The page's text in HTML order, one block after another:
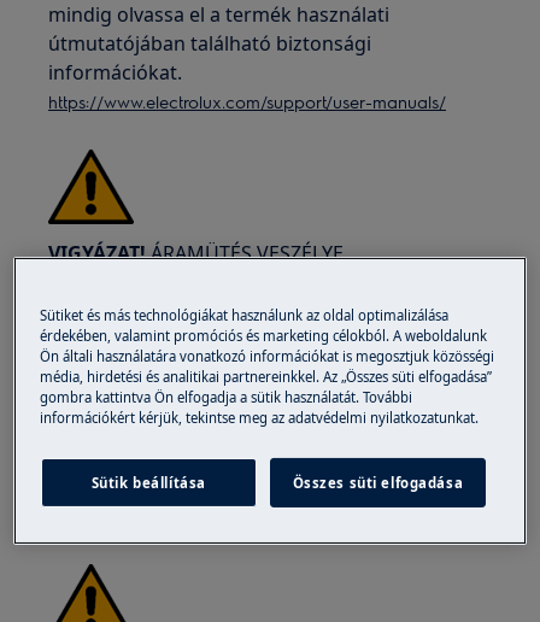
mindig olvassa el a termék használati
útmutatójában található biztonsági
információkat.
https://www.electrolux.com/support/user-manuals/
VIGYÁZAT!ÁRAMÜTÉS VESZÉLYE
műveletet végezne, kapcsolja ki a készüléket és
húzza ki a főkapcsolót a konnektorból.
Sütiket és más technológiákat használunk az oldal optimalizálása
érdekében, valamint promóciós és marketing célokból. A weboldalunk
Ön általi használatára vonatkozó információkat is megosztjuk közösségi
média, hirdetési és analitikai partnereinkkel. Az „Összes süti elfogadása”
gombra kattintva Ön elfogadja a sütik használatát. További
információkért kérjük, tekintse meg az adatvédelmi nyilatkozatunkat.
Sütik beállítása Összes süti elfogadása